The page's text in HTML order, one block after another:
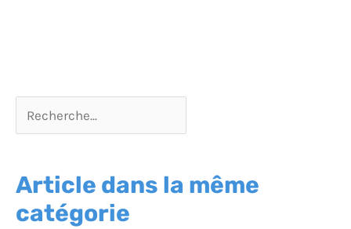
Article dans la même
catégorie